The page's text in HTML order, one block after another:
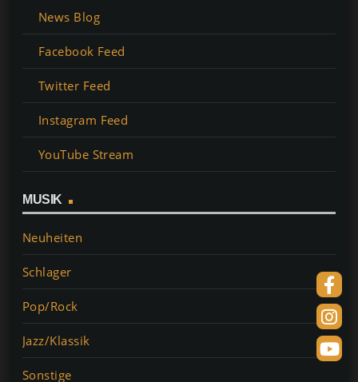
a
c
b
o
o
nt
er
st
at
p
p
News Blog
Facebook Feed
Twitter Feed
Instagram Feed
YouTube Stream
MUSIK
Neuheiten
Schlager
Pop/Rock
Jazz/Klassik
Sonstige